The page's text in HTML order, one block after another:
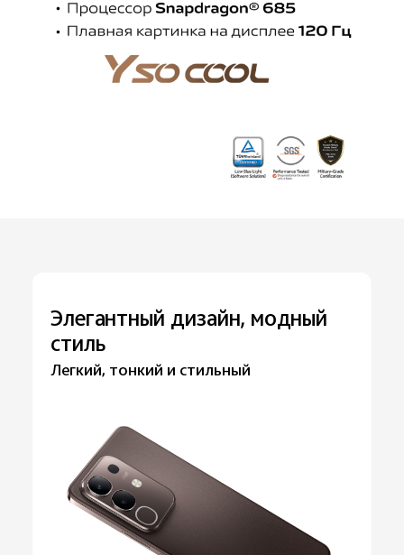
Элегантный дизайн, модный
стиль
Легкий, тонкий и стильный